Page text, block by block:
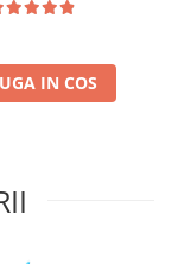
IN COS